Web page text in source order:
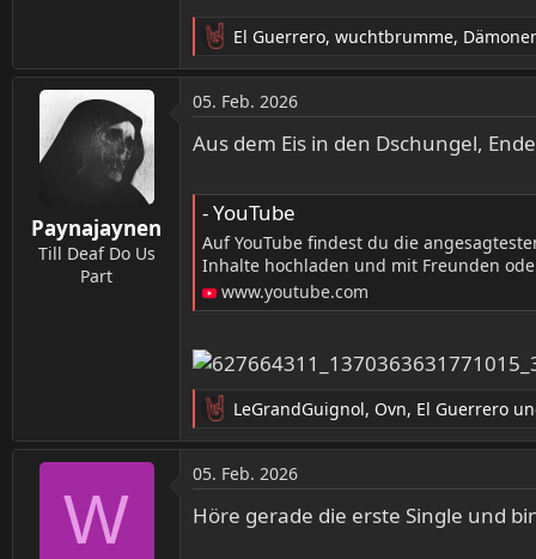
R
e
a
k
t
n
:
El Guerrero, wuchtbrumme,
Paynajaynen
Till Deaf Do Us
Part
05. Feb. 2026
Aus dem Eis in den Dschungel,
- YouTube
Auf YouTube findest du die
Inhalte hochladen und mit Freunden
www.youtube.com
R
e
a
k
t
LeGrandGuignol, Ovn, El Guerrero
W
05. Feb. 2026
Höre gerade die erste Single und